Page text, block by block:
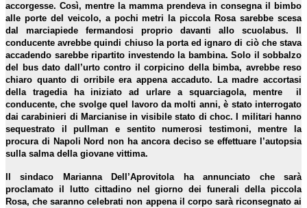
accorgesse. Così, mentre la mamma prendeva in consegna il bimbo
alle porte del veicolo, a pochi metri la piccola Rosa sarebbe scesa
dal marciapiede fermandosi proprio davanti allo scuolabus. Il
conducente avrebbe quindi chiuso la porta ed ignaro di ciò che stava
accadendo sarebbe ripartito investendo la bambina. Solo il sobbalzo
del bus dato dall’urto contro il corpicino della bimba, avrebbe reso
chiaro quanto di orribile era appena accaduto. La madre accortasi
della tragedia ha iniziato ad urlare a squarciagola, mentre il
conducente, che svolge quel lavoro da molti anni, è stato interrogato
dai carabinieri di Marcianise in visibile stato di choc. I militari hanno
sequestrato il pullman e sentito numerosi testimoni, mentre la
procura di Napoli Nord non ha ancora deciso se effettuare l’autopsia
sulla salma della giovane vittima.
Il sindaco Marianna Dell’Aprovitola ha annunciato che sarà
proclamato il lutto cittadino nel giorno dei funerali della piccola
Rosa, che saranno celebrati non appena il corpo sarà riconsegnato ai